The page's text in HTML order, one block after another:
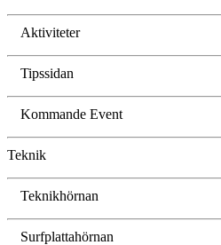
Aktiviteter
Tipssidan
Kommande Event
Teknik
Teknikhörnan
Surfplattahörnan